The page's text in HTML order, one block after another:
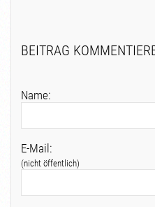
BEITRAG
Name:
E-Mail:
(nicht öffentlich)